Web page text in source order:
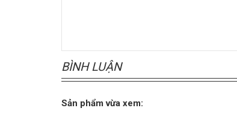
BÌNH LUẬN
Sản phẩm vừa xem: